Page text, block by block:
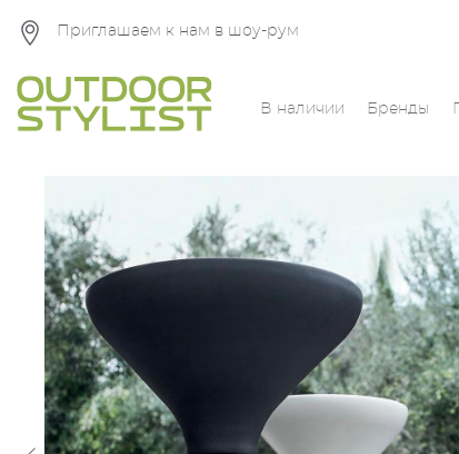
Приглашаем к нам в шоу-рум
В наличии Бренды